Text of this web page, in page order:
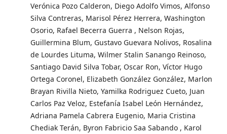
Verónica Pozo Calderon, Diego Adolfo Vimos, Alfonso
Silva Contreras, Marisol Pérez Herrera, Washington
Osorio, Rafael Becerra Guerra , Nelson Rojas,
Guillermina Blum, Gustavo Guevara Nolivos, Rosalina
de Lourdes Lituma, Wilmer Stalin Sanango Reinoso,
Santiago David Silva Tobar, Oscar Ron, Víctor Hugo
Ortega Coronel, Elizabeth González González, Marlon
Brayan Rivilla Nieto, Yamilka Rodriguez Cueto, Juan
Carlos Paz Veloz, Estefanía Isabel León Hernández,
Adriana Pamela Cabrera Eugenio, Maria Cristina
Chediak Terán, Byron Fabricio Saa Sabando , Karol